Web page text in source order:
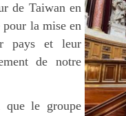
de Taiwan en
pour la mise en
pays et leur
de notre
que le groupe